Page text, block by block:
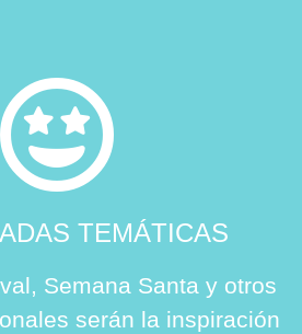
TEMÁTICAS
Semana Santa y otros
serán la inspiración